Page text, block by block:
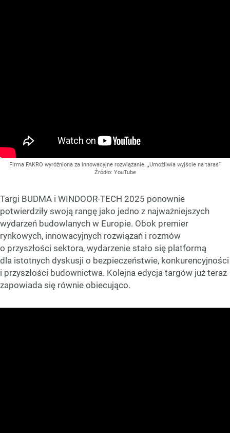
Firma FAKRO wyróżniona za innowacyjne rozwiązanie. „Umożliwia wyjście na taras”
Źródło: YouTube
Targi BUDMA i WINDOOR-TECH 2025 ponownie
potwierdziły swoją rangę jako jedno z najważniejszych
wydarzeń budowlanych w Europie. Obok premier
rynkowych, innowacyjnych rozwiązań i rozmów
o przyszłości sektora, wydarzenie stało się platformą
dla istotnych dyskusji o bezpieczeństwie, konkurencyjności
i przyszłości budownictwa. Kolejna edycja targów już teraz
zapowiada się równie obiecująco.